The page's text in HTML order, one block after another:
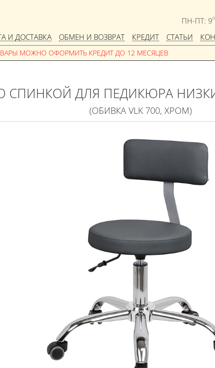
ПН-ПТ: 9
И ДОСТАВКА ОБМЕН И ВОЗВРАТ КРЕДИТ СТАТЬИ
СПИНКОЙ ДЛЯ ПЕДИКЮРА
(ОБИВКА VLK 700, ХРОМ)